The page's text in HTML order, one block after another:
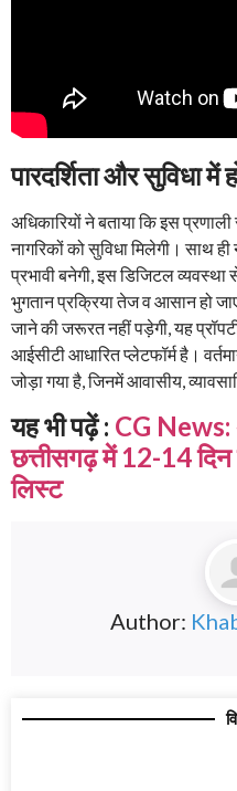
पारदर्शिता और सुविधा में
अधिकारियों ने बताया कि इस
नागरिकों को सुविधा मिलेगी। साथ
प्रभावी बनेगी, इस डिजिटल
भुगतान प्रक्रिया तेज व आसान हो
जाने की जरूरत नहीं पड़ेगी, यह
आईसीटी आधारित प्लेटफॉर्म है।
जोड़ा गया है, जिनमें आवासीय,
यह भी पढ़ें : CG
छत्तीसगढ़ में 12-14
लिस्ट
Author: